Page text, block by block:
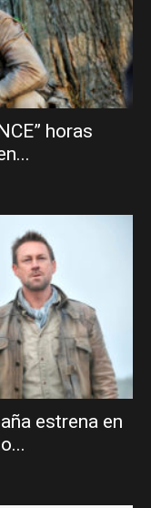
horas
estrena en